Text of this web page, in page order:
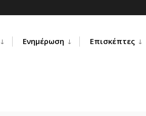
Ενημέρωση Επισκέπτες